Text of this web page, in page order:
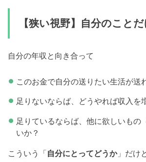
【狭い視野】自分のこと
自分の年収と向き合って
このお金で自分の送りたい生活が送
足りないならば、どうやれば収入を
足りているならば、他に欲しいもの
いか？
こういう「自分にとってどうか」だけ